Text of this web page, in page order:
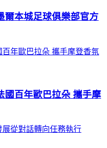
爾本城足球俱樂部官方
國百年歐巴拉朵 攜手摩